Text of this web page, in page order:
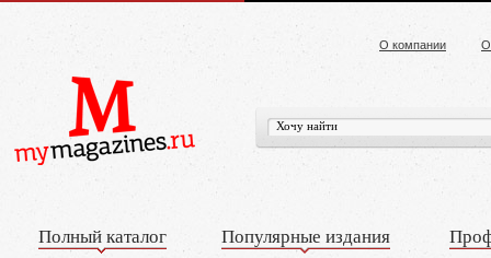
О компании
Полный каталог Популярные издания